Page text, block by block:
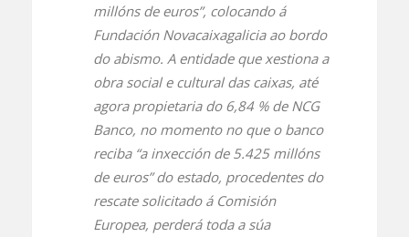
millóns de euros”, colocando á
Fundación Novacaixagalicia ao bordo
do abismo. A entidade que xestiona a
obra social e cultural das caixas, até
agora propietaria do 6,84 % de NCG
Banco, no momento no que o banco
reciba “a inxección de 5.425 millóns
de euros” do estado, procedentes do
rescate solicitado á Comisión
Europea, perderá toda a súa